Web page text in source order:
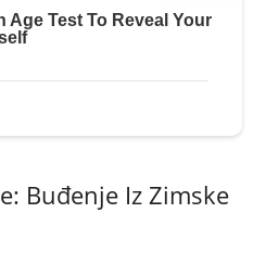
Buđenje Iz Zimske